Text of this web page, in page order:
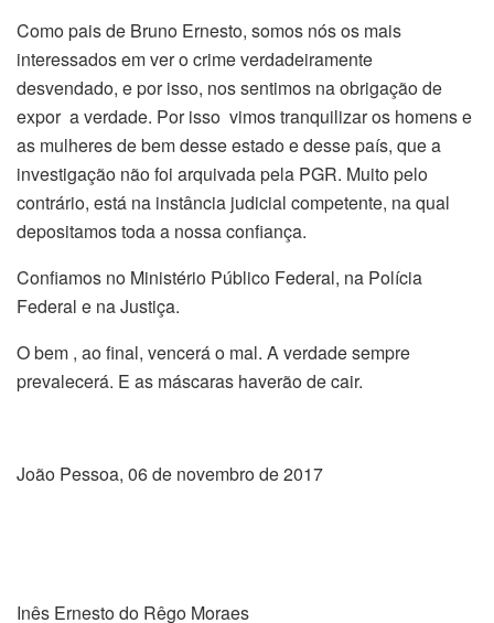
Como pais de Bruno Ernesto, somos nós os mais
interessados em ver o crime verdadeiramente
desvendado, e por isso, nos sentimos na obrigação de
expor a verdade. Por isso vimos tranquilizar os homens e
as mulheres de bem desse estado e desse país, que a
investigação não foi arquivada pela PGR. Muito pelo
contrário, está na instância judicial competente, na qual
depositamos toda a nossa confiança.
Confiamos no Ministério Público Federal, na Polícia
Federal e na Justiça.
O bem , ao final, vencerá o mal. A verdade sempre
prevalecerá. E as máscaras haverão de cair.
João Pessoa, 06 de novembro de 2017
Inês Ernesto do Rêgo Moraes